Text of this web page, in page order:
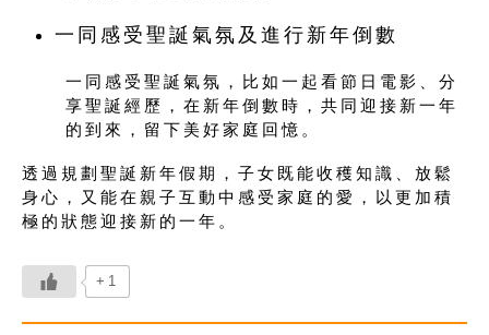
一同感受聖誕氣氛及進行新年倒數
一同感受聖誕氣氛，比如一起看節日電影、分
享聖誕經歷，在新年倒數時，共同迎接新一年
的到來，留下美好家庭回憶。
透過規劃聖誕新年假期，子女既能收穫知識、放鬆
身心，又能在親子互動中感受家庭的愛，以更加積
極的狀態迎接新的一年。
+1